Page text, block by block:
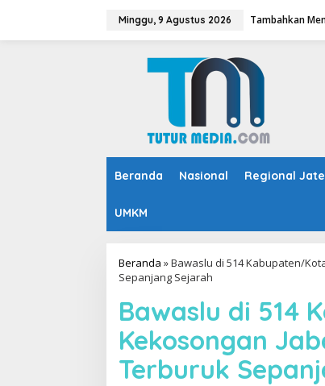
Minggu, 9 Agustus 2026 Tambahkan
Beranda Nasional Regional
UMKM
Beranda »Bawaslu di 514 Kabupaten/
Sepanjang Sejarah
Bawaslu di 514
Kekosongan
Terburuk